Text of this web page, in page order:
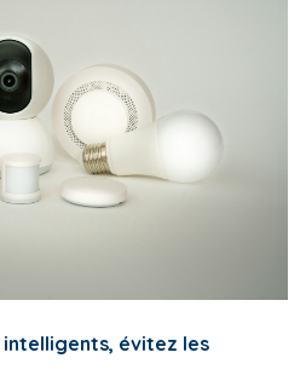
évitez les